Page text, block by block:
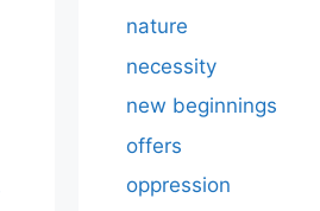
nature
necessity
new beginnings
offers
oppression